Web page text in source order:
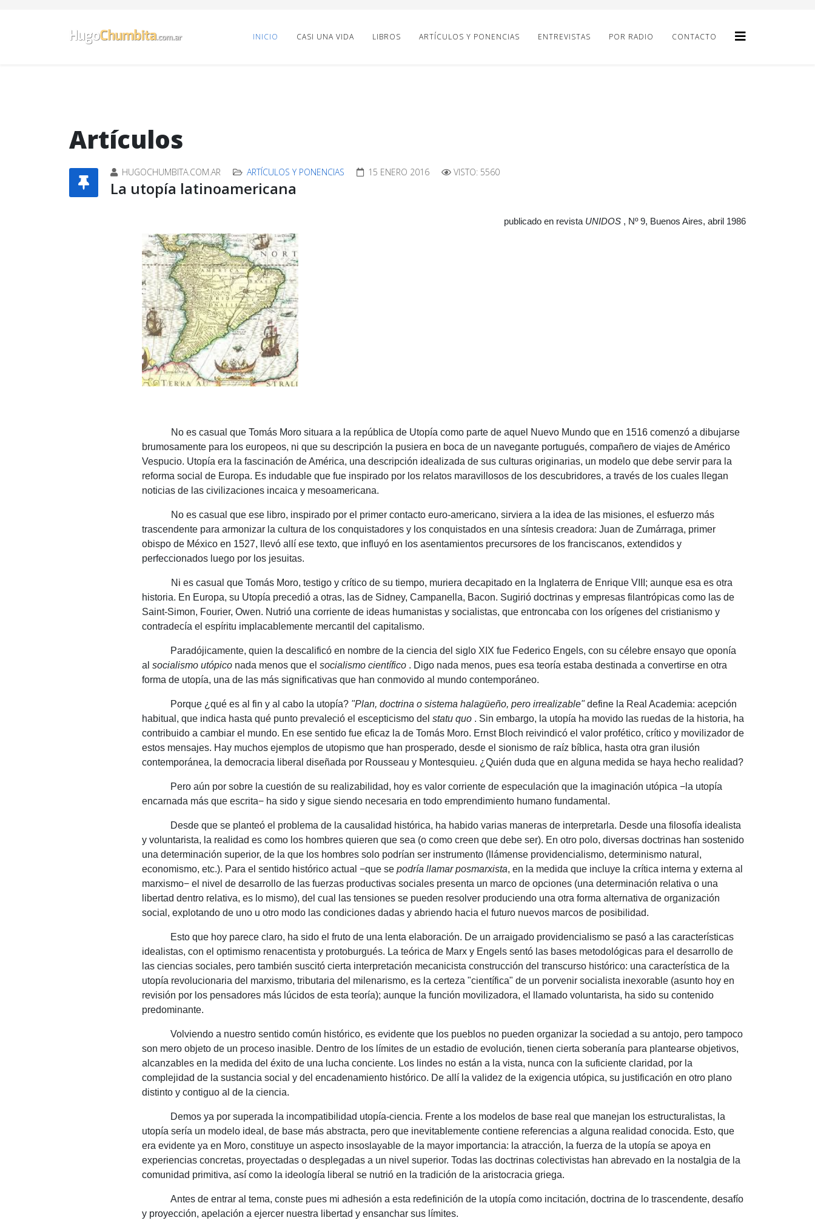
INICIO CASI UNA VIDA LIBROS ARTÍCULOS Y PONENCIAS ENTREVISTAS POR RADIO CONTACTO
Artículos
HUGOCHUMBITA.COM.AR ARTÍCULOS Y PONENCIAS 15 ENERO 2016 VISTO: 5560
La utopía latinoamericana
publicado en revista UNIDOS , Nº 9, Buenos Aires, abril 1986
No es casual que Tomás Moro situara a la república de Utopía como parte de aquel Nuevo Mundo que en 1516 comenzó a dibujarse
brumosamente para los europeos, ni que su descripción la pusiera en boca de un navegante portugués, compañero de viajes de Américo
Vespucio. Utopía era la fascinación de América, una descripción idealizada de sus culturas originarias, un modelo que debe servir para la
reforma social de Europa. Es indudable que fue inspirado por los relatos maravillosos de los descubridores, a través de los cuales llegan
noticias de las civilizaciones incaica y mesoamericana.
No es casual que ese libro, inspirado por el primer contacto euro-americano, sirviera a la idea de las misiones, el esfuerzo más
trascendente para armonizar la cultura de los conquistadores y los conquistados en una síntesis creadora: Juan de Zumárraga, primer
obispo de México en 1527, llevó allí ese texto, que influyó en los asentamientos precursores de los franciscanos, extendidos y
perfeccionados luego por los jesuitas.
Ni es casual que Tomás Moro, testigo y crítico de su tiempo, muriera decapitado en la Inglaterra de Enrique VIII; aunque esa es otra
historia. En Europa, su Utopía precedió a otras, las de Sidney, Campanella, Bacon. Sugirió doctrinas y empresas filantrópicas como las de
Saint-Simon, Fourier, Owen. Nutrió una corriente de ideas humanistas y socialistas, que entroncaba con los orígenes del cristianismo y
contradecía el espíritu implacablemente mercantil del capitalismo.
Paradójicamente, quien la descalificó en nombre de la ciencia del siglo XIX fue Federico Engels, con su célebre ensayo que oponía
al socialismo utópico nada menos que el socialismo científico . Digo nada menos, pues esa teoría estaba destinada a convertirse en otra
forma de utopía, una de las más significativas que han conmovido al mundo contemporáneo.
Porque ¿qué es al fin y al cabo la utopía? "Plan, doctrina o sistema halagüeño, pero irrealizable"define la Real Academia: acepción
habitual, que indica hasta qué punto prevaleció el escepticismo del statu quo . Sin embargo, la utopía ha movido las ruedas de la historia, ha
contribuido a cambiar el mundo. En ese sentido fue eficaz la de Tomás Moro. Ernst Bloch reivindicó el valor profético, crítico y movilizador de
estos mensajes. Hay muchos ejemplos de utopismo que han prosperado, desde el sionismo de raíz bíblica, hasta otra gran ilusión
contemporánea, la democracia liberal diseñada por Rousseau y Montesquieu. ¿Quién duda que en alguna medida se haya hecho realidad?
Pero aún por sobre la cuestión de su realizabilidad, hoy es valor corriente de especulación que la imaginación utópica −la utopía
encarnada más que escrita− ha sido y sigue siendo necesaria en todo emprendimiento humano fundamental.
Desde que se planteó el problema de la causalidad histórica, ha habido varias maneras de interpretarla. Desde una filosofía idealista
y voluntarista, la realidad es como los hombres quieren que sea (o como creen que debe ser). En otro polo, diversas doctrinas han sostenido
una determinación superior, de la que los hombres solo podrían ser instrumento (llámense providencialismo, determinismo natural,
economismo, etc.). Para el sentido histórico actual −que se podría llamar posmarxista, en la medida que incluye la crítica interna y externa al
marxismo− el nivel de desarrollo de las fuerzas productivas sociales presenta un marco de opciones (una determinación relativa o una
libertad dentro relativa, es lo mismo), del cual las tensiones se pueden resolver produciendo una otra forma alternativa de organización
social, explotando de uno u otro modo las condiciones dadas y abriendo hacia el futuro nuevos marcos de posibilidad.
Esto que hoy parece claro, ha sido el fruto de una lenta elaboración. De un arraigado providencialismo se pasó a las características
idealistas, con el optimismo renacentista y protoburgués. La teórica de Marx y Engels sentó las bases metodológicas para el desarrollo de
las ciencias sociales, pero también suscitó cierta interpretación mecanicista construcción del transcurso histórico: una característica de la
utopía revolucionaria del marxismo, tributaria del milenarismo, es la certeza "científica" de un porvenir socialista inexorable (asunto hoy en
revisión por los pensadores más lúcidos de esta teoría); aunque la función movilizadora, el llamado voluntarista, ha sido su contenido
predominante.
Volviendo a nuestro sentido común histórico, es evidente que los pueblos no pueden organizar la sociedad a su antojo, pero tampoco
son mero objeto de un proceso inasible. Dentro de los límites de un estadio de evolución, tienen cierta soberanía para plantearse objetivos,
alcanzables en la medida del éxito de una lucha conciente. Los lindes no están a la vista, nunca con la suficiente claridad, por la
complejidad de la sustancia social y del encadenamiento histórico. De allí la validez de la exigencia utópica, su justificación en otro plano
distinto y contiguo al de la ciencia.
Demos ya por superada la incompatibilidad utopía-ciencia. Frente a los modelos de base real que manejan los estructuralistas, la
utopía sería un modelo ideal, de base más abstracta, pero que inevitablemente contiene referencias a alguna realidad conocida. Esto, que
era evidente ya en Moro, constituye un aspecto insoslayable de la mayor importancia: la atracción, la fuerza de la utopía se apoya en
experiencias concretas, proyectadas o desplegadas a un nivel superior. Todas las doctrinas colectivistas han abrevado en la nostalgia de la
comunidad primitiva, así como la ideología liberal se nutrió en la tradición de la aristocracia griega.
Antes de entrar al tema, conste pues mi adhesión a esta redefinición de la utopía como incitación, doctrina de lo trascendente, desafío
y proyección, apelación a ejercer nuestra libertad y ensanchar sus límites.